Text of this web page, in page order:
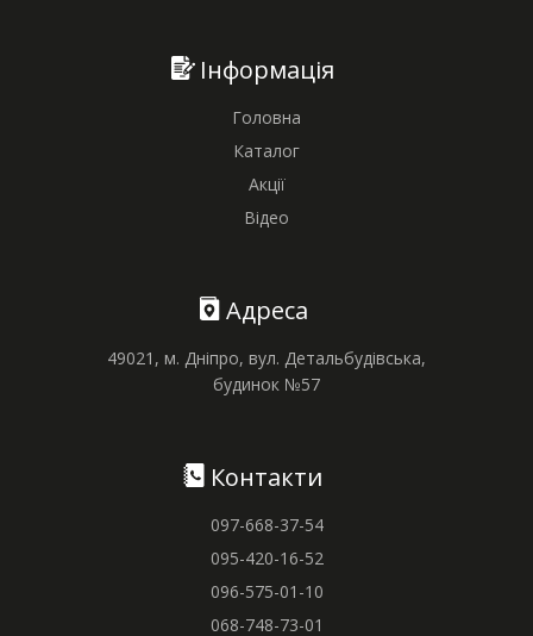
Інформація
Головна
Каталог
Акції
Відео
Адреса
49021, м. Дніпро, вул. Детальбудівська,
будинок №57
Контакти
097-668-37-54
095-420-16-52
096-575-01-10
068-748-73-01